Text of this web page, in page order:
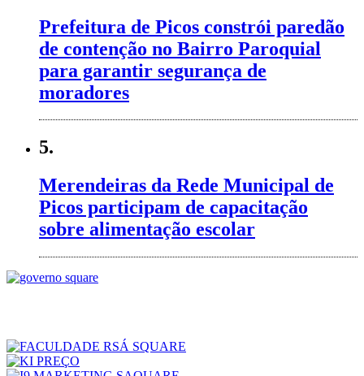
Prefeitura de Picos constrói paredão
de contenção no Bairro Paroquial
para garantir segurança de
moradores
5.
Merendeiras da Rede Municipal de
Picos participam de capacitação
sobre alimentação escolar